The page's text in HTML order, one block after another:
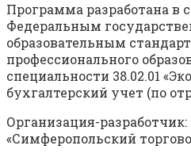
Программа разработана в
Федеральным
образовательным
профессионального
специальности 38.02.01
бухгалтерский учет (по
Организация-
«Симферопольский